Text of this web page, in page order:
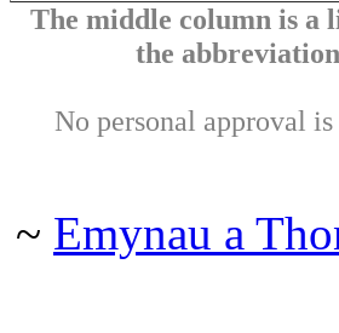
The middle column is a
the
No personal approval
~ Emynau a